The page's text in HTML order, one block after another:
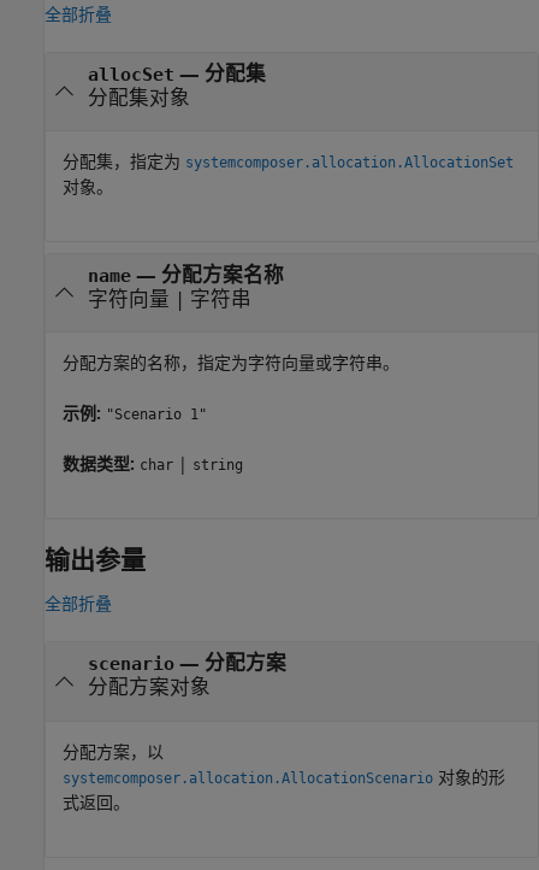
全部折叠
allocSet — 分配集
分配集对象
分配集，指定为 systemcomposer.allocation.AllocationSet
对象。
name— 分配方案名称
字符向量 | 字符串
分配方案的名称，指定为字符向量或字符串。
示例: "Scenario 1"
数据类型: char | string
输出参量
全部折叠
scenario— 分配方案
分配方案对象
分配方案，以
systemcomposer.allocation.AllocationScenario 对象的形
式返回。